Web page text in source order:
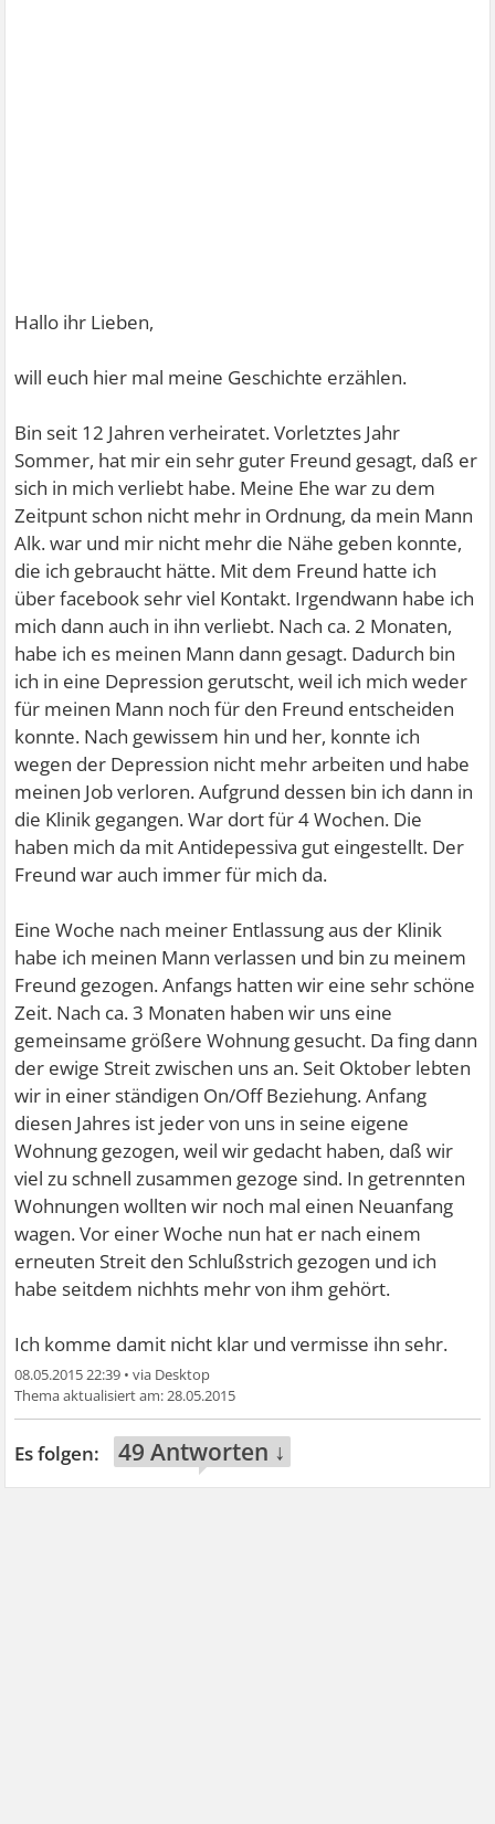
Hallo ihr Lieben,
will euch hier mal meine Geschichte erzählen.
Bin seit 12 Jahren verheiratet. Vorletztes Jahr
Sommer, hat mir ein sehr guter Freund gesagt, daß er
sich in mich verliebt habe. Meine Ehe war zu dem
Zeitpunt schon nicht mehr in Ordnung, da mein Mann
Alk. war und mir nicht mehr die Nähe geben konnte,
die ich gebraucht hätte. Mit dem Freund hatte ich
über facebook sehr viel Kontakt. Irgendwann habe ich
mich dann auch in ihn verliebt. Nach ca. 2 Monaten,
habe ich es meinen Mann dann gesagt. Dadurch bin
ich in eine Depression gerutscht, weil ich mich weder
für meinen Mann noch für den Freund entscheiden
konnte. Nach gewissem hin und her, konnte ich
wegen der Depression nicht mehr arbeiten und habe
meinen Job verloren. Aufgrund dessen bin ich dann in
die Klinik gegangen. War dort für 4 Wochen. Die
haben mich da mit Antidepessiva gut eingestellt. Der
Freund war auch immer für mich da.
Eine Woche nach meiner Entlassung aus der Klinik
habe ich meinen Mann verlassen und bin zu meinem
Freund gezogen. Anfangs hatten wir eine sehr schöne
Zeit. Nach ca. 3 Monaten haben wir uns eine
gemeinsame größere Wohnung gesucht. Da fing dann
der ewige Streit zwischen uns an. Seit Oktober lebten
wir in einer ständigen On/Off Beziehung. Anfang
diesen Jahres ist jeder von uns in seine eigene
Wohnung gezogen, weil wir gedacht haben, daß wir
viel zu schnell zusammen gezoge sind. In getrennten
Wohnungen wollten wir noch mal einen Neuanfang
wagen. Vor einer Woche nun hat er nach einem
erneuten Streit den Schlußstrich gezogen und ich
habe seitdem nichhts mehr von ihm gehört.
Ich komme damit nicht klar und vermisse ihn sehr.
08.05.2015 22:39 •
28.05.2015
49 Antworten ↓